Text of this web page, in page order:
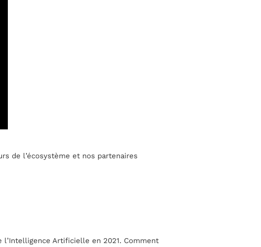
de l’écosystème et nos partenaires
l’Intelligence Artificielle en 2021. Comment